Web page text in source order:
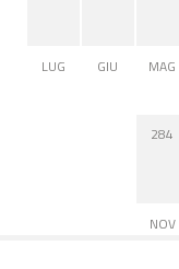
LUG GIU MAG
284
NOV